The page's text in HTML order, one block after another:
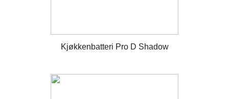
Kjøkkenbatteri Pro D Shadow